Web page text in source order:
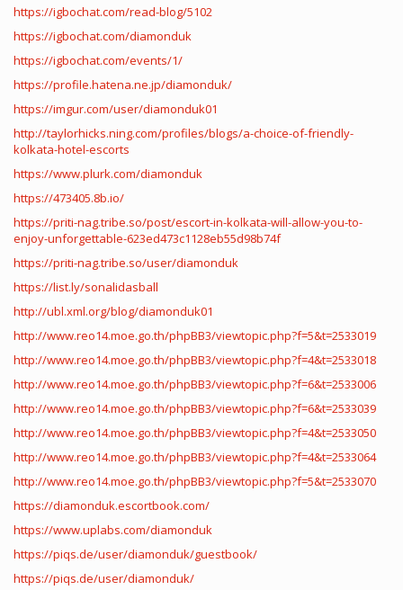
https://igbochat.com/read-blog/5102
https://igbochat.com/diamonduk
https://igbochat.com/events/1/
https://profile.hatena.ne.jp/diamonduk/
https://imgur.com/user/diamonduk01
http://taylorhicks.ning.com/profiles/blogs/a-choice-of-friendly-
kolkata-hotel-escorts
https://www.plurk.com/diamonduk
https://473405.8b.io/
https://priti-nag.tribe.so/post/escort-in-kolkata-will-allow-you-to-
enjoy-unforgettable-623ed473c1128eb55d98b74f
https://priti-nag.tribe.so/user/diamonduk
https://list.ly/sonalidasball
http://ubl.xml.org/blog/diamonduk01
http://www.reo14.moe.go.th/phpBB3/viewtopic.php?f=5&t=2533019
http://www.reo14.moe.go.th/phpBB3/viewtopic.php?f=4&t=2533018
http://www.reo14.moe.go.th/phpBB3/viewtopic.php?f=6&t=2533006
http://www.reo14.moe.go.th/phpBB3/viewtopic.php?f=6&t=2533039
http://www.reo14.moe.go.th/phpBB3/viewtopic.php?f=4&t=2533050
http://www.reo14.moe.go.th/phpBB3/viewtopic.php?f=4&t=2533064
http://www.reo14.moe.go.th/phpBB3/viewtopic.php?f=5&t=2533070
https://diamonduk.escortbook.com/
https://www.uplabs.com/diamonduk
https://piqs.de/user/diamonduk/guestbook/
https://piqs.de/user/diamonduk/